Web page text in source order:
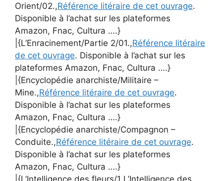
Orient/02.,Référence litéraire de cet ouvrage.
Disponible à l’achat sur les plateformes
Amazon, Fnac, Cultura ….}
|{L’Enracinement/Partie 2/01.,Référence litéraire
de cet ouvrage. Disponible à l’achat sur les
plateformes Amazon, Fnac, Cultura ….}
|{Encyclopédie anarchiste/Militaire –
Mine.,Référence litéraire de cet ouvrage.
Disponible à l’achat sur les plateformes
Amazon, Fnac, Cultura ….}
|{Encyclopédie anarchiste/Compagnon –
Conduite.,Référence litéraire de cet ouvrage.
Disponible à l’achat sur les plateformes
Amazon, Fnac, Cultura ….}
|{L’Intelligence des fleurs/1 L’Intelligence des